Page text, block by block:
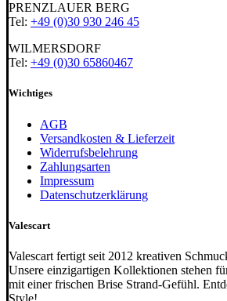
PRENZLAUER BERG
Tel: +49 (0)30 930 246 45
WILMERSDORF
Tel: +49 (0)30 65860467
Wichtiges
AGB
Versandkosten & Lieferzeit
Widerrufsbelehrung
Zahlungsarten
Impressum
Datenschutzerklärung
Valescart
Valescart fertigt seit 2012 kreativen
Unsere einzigartigen Kollektionen stehen
mit einer frischen Brise Strand-Gefühl.
Style!